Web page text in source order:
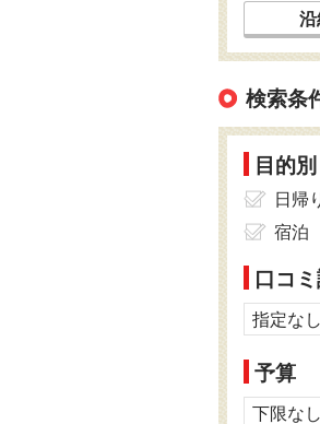
沿
検索条
目的別
日帰
宿泊
口コ
指定なし
予算
下限なし